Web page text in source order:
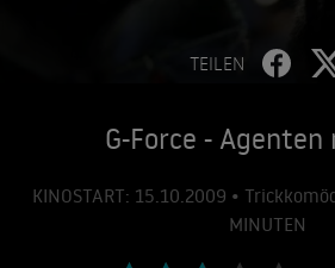
TEILEN
G-Force -
KINOSTART: 15.10.2009 •
MINUTEN